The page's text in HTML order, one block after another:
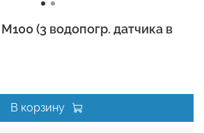
(3 водопогр. датчика в
В корзину